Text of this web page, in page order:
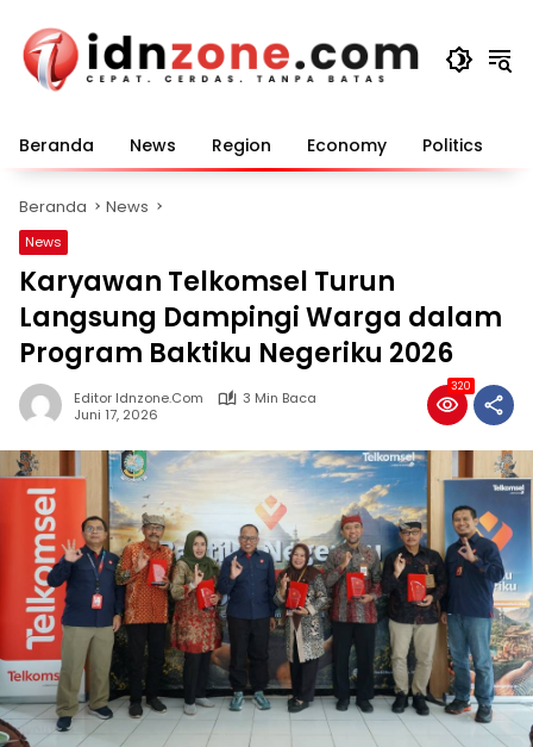
konten
Beranda News Region Economy Politics
Beranda News
News
Karyawan Telkomsel Turun
Langsung Dampingi Warga dalam
Program Baktiku Negeriku 2026
Editor Idnzone.com
3 Min Baca
Juni 17, 2026
320